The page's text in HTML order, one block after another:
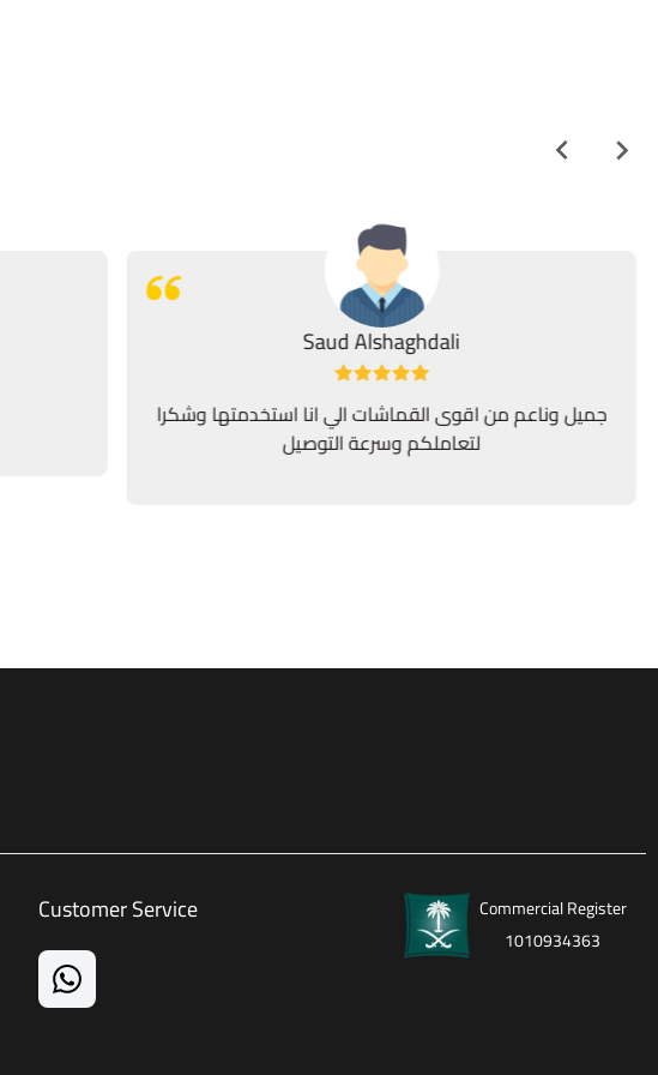
Saud Alshaghdali
جميل وناعم من اقوى القماشات الي انا استخدمتها وشكرا
لتعاملكم وسرعة التوصيل
Customer Service
Commercial Register
1010934363